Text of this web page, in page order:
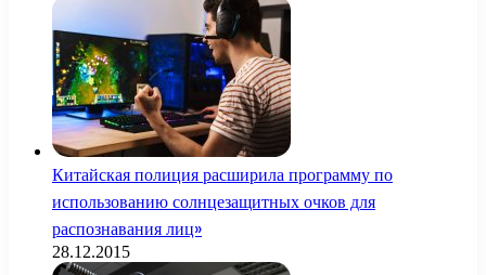
Китайская полиция расширила программу по
использованию солнцезащитных очков для
распознавания лиц»
28.12.2015